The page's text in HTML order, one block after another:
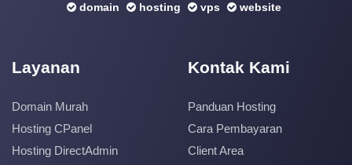
domain hosting vps website
Layanan
Domain Murah
Hosting CPanel
Hosting DirectAdmin
Kontak Kami
Panduan Hosting
Cara Pembayaran
Client Area